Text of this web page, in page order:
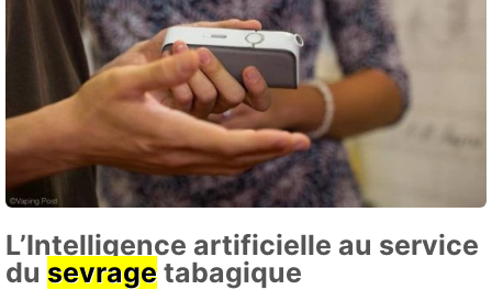
L’Intelligence artificielle au service
du sevrage tabagique